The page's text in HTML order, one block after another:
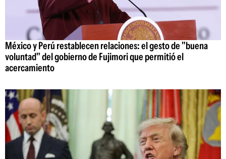
México y Perú restablecen relaciones: el gesto de "buena
voluntad" del gobierno de Fujimori que permitió el
acercamiento